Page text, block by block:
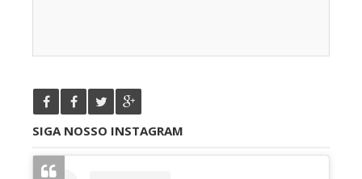
SIGA NOSSO INSTAGRAM